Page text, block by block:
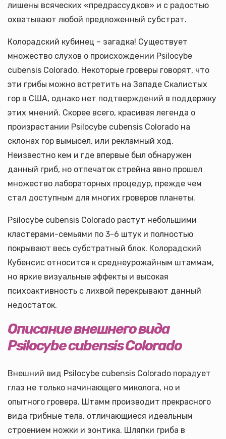
лишены всяческих «предрассудков» и с радостью
охватывают любой предложенный субстрат.
Колорадский кубинец – загадка! Существует
множество слухов о происхождении Psilocybe
cubensis Colorado. Некоторые гроверы говорят, что
эти грибы можно встретить на Западе Скалистых
гор в США, однако нет подтверждений в поддержку
этих мнений. Скорее всего, красивая легенда о
произрастании Psilocybe cubensis Colorado на
склонах гор вымысел, или рекламный ход.
Неизвестно кем и где впервые был обнаружен
данный гриб, но отпечаток стрейна явно прошел
множество лабораторных процедур, прежде чем
стал доступным для многих гроверов планеты.
Psilocybe cubensis Colorado растут небольшими
кластерами-семьями по 3-6 штук и полностью
покрывают весь субстратный блок. Колорадский
Кубенсис относится к среднеурожайным штаммам,
но яркие визуальные эффекты и высокая
психоактивность с лихвой перекрывают данный
недостаток.
Описание внешнего вида
Psilocybe cubensis Colorado
Внешний вид Psilocybe cubensis Colorado порадует
глаз не только начинающего миколога, но и
опытного гровера. Штамм производит прекрасного
вида грибные тела, отличающиеся идеальным
строением ножки и зонтика. Шляпки гриба в